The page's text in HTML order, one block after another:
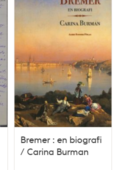
Bremer : en biografi
/ Carina Burman